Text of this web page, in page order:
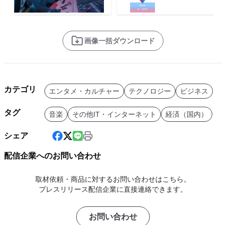
画像一括ダウンロード
カテゴリ エンタメ・カルチャー テクノロジー ビジネス
タグ 音楽 その他IT・インターネット 経済（国内）
シェア
配信企業へのお問い合わせ
取材依頼・商品に対するお問い合わせはこちら。
プレスリリース配信企業に直接連絡できます。
お問い合わせ